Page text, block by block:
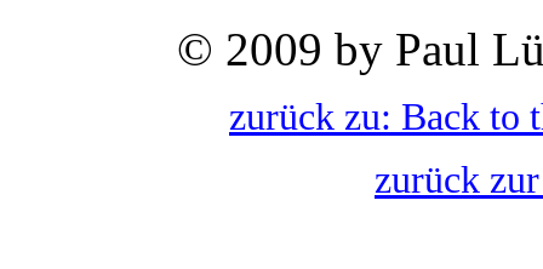
© 2009 by Paul
zurück zu: Back to
zurück